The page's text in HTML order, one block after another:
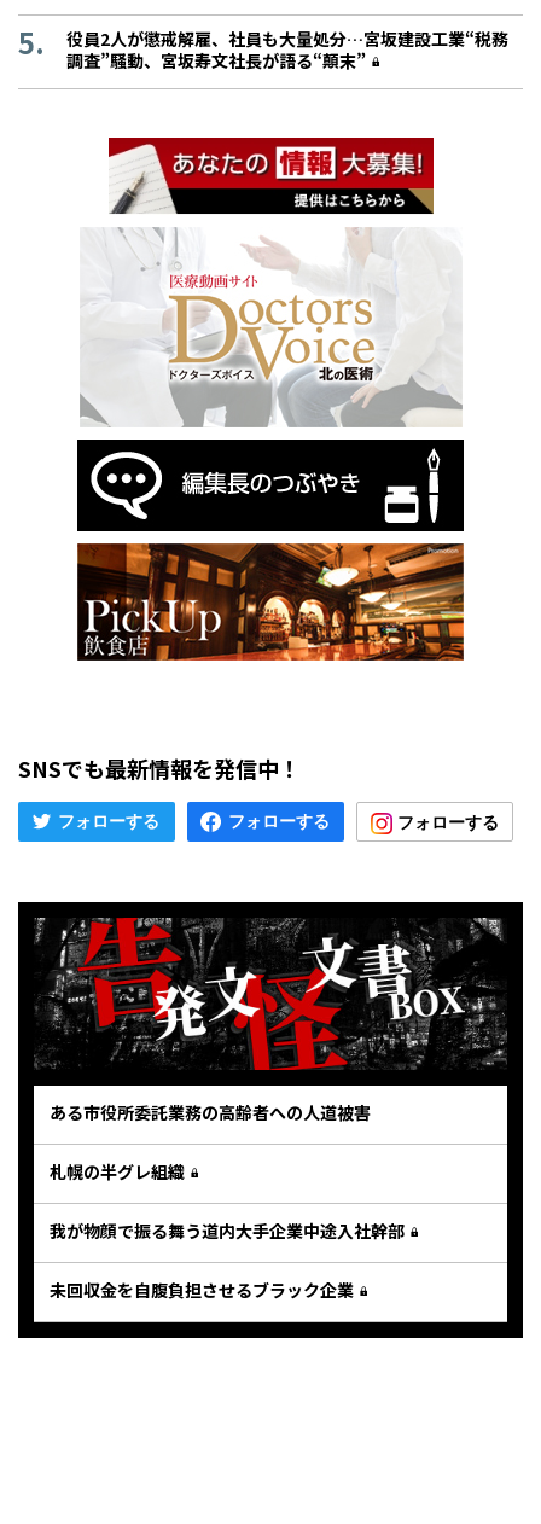
役員2人が懲戒解雇、社員も大量処分…宮坂建設工業“税務
調査”騒動、宮坂寿文社長が語る“顛末”
SNSでも最新情報を発信中！
ある市役所委託業務の高齢者への人道被害
札幌の半グレ組織
我が物顔で振る舞う道内大手企業中途入社幹部
未回収金を自腹負担させるブラック企業